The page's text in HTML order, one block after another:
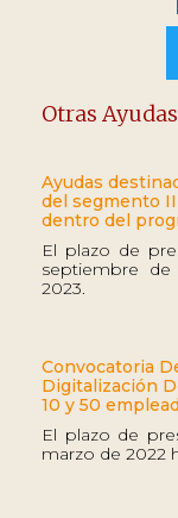
Otras
Ayudas
del segmento
dentro del
El plazo de
septiembre
2023.
Convocatoria
Digitalización
10 y 50
El plazo de
marzo de 2022